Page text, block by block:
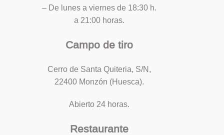
– De lunes a viernes de 18:30 h.
a 21:00 horas.
Campo de tiro
Cerro de Santa Quiteria, S/N,
22400 Monzón (Huesca).
Abierto 24 horas.
Restaurante